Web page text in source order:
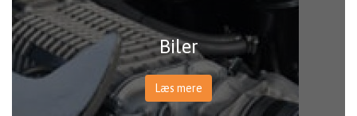
Biler
Læs mere